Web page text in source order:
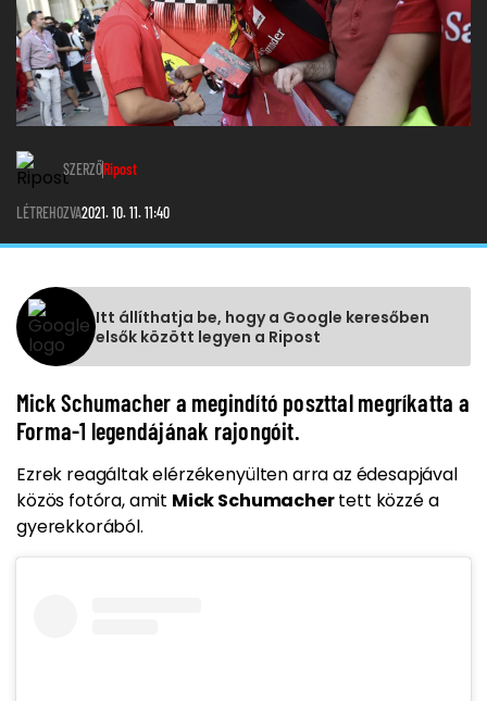
SZERZŐRipost
LÉTREHOZVA2021. 10. 11. 11:40
Itt állíthatja be, hogy a Google keresőben
elsők között legyen a Ripost
Mick Schumacher a megindító poszttal megríkatta a
Forma-1 legendájának rajongóit.
Ezrek reagáltak elérzékenyülten arraaz édesapjával
közös fotóra, amit Mick Schumachertett közzé a
gyerekkorából.